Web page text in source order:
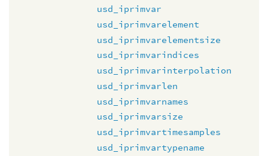
usd_iprimvar
usd_iprimvarelement
usd_iprimvarelementsize
usd_iprimvarindices
usd_iprimvarinterpolation
usd_iprimvarlen
usd_iprimvarnames
usd_iprimvarsize
usd_iprimvartimesamples
usd_iprimvartypename